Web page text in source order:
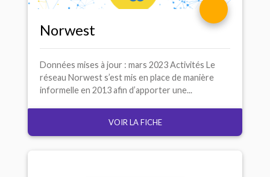
Norwest
Données mises à jour : mars 2023 Activités Le
réseau Norwest s’est mis en place de manière
informelle en 2013 afin d’apporter une...
VOIR LA FICHE